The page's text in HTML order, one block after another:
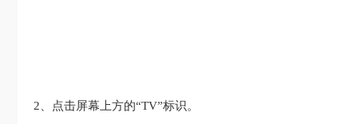
2、点击屏幕上方的“TV”标识。